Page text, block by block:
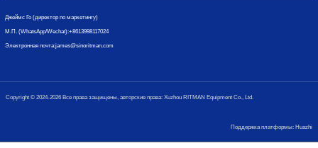
Джеймс Го (директор по маркетингу)
М.П. (WhatsApp/Wechat):+8613998117024
Электронная почта:james@sinoritman.com
Copyright © 2024-2026 Все права защищены, авторские права: Xuzhou RITMAN Equipment Co., Ltd.
Поддержка платформы: Huazhi